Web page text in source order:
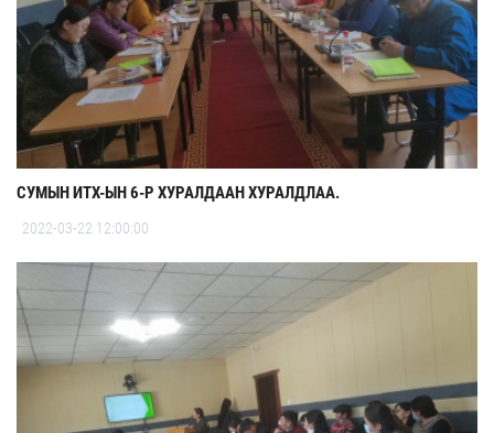
СУМЫН ИТХ-ЫН 6-Р ХУРАЛДААН ХУРАЛДЛАА.
2022-03-22 12:00:00